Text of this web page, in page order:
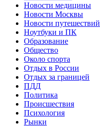
Новости медицины
Новости Москвы
Новости путешествий
Ноутбуки и ПК
Образование
Общество
Около спорта
Отдых в России
Отдых за границей
ПДД
Политика
Происшествия
Психология
Рынки